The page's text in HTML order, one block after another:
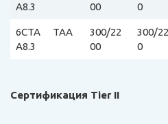
A8.3
00
0
6CTA
A8.3
TAA
300/22
00
300/
0
Сертификация Tier II